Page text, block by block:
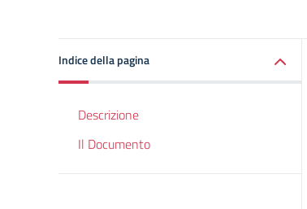
Indice della pagina
Descrizione
Il Documento